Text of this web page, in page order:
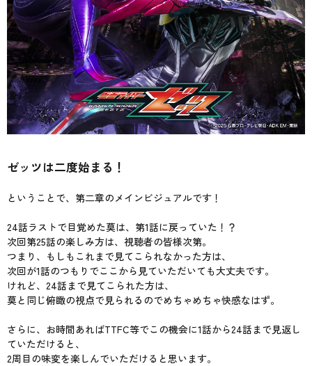
ゼッツは二度始まる！
ということで、第二章のメインビジュアルです！
24話ラストで目覚めた莫は、第1話に戻っていた！？
次回第25話の楽しみ方は、視聴者の皆様次第。
つまり、もしもこれまで見てこられなかった方は、
次回が1話のつもりでここから見ていただいても大丈夫です。
けれど、24話まで見てこられた方は、
莫と同じ俯瞰の視点で見られるのでめちゃめちゃ快感なはず。
さらに、お時間あればTTFC等でこの機会に1話から24話まで見返し
ていただけると、
2周目の味変を楽しんでいただけると思います。